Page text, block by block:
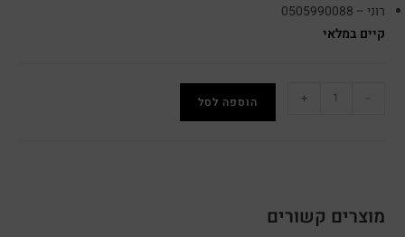
רוני – 0505990088
קיים במלאי
+ הוספה לסל
מוצרים קשורים